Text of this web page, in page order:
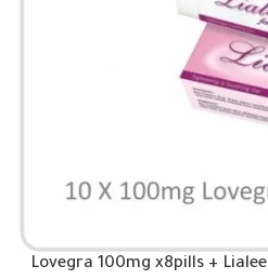
فياجرا نسائي + ليالي نسائي Lovegra 100mg x8pills + Lialee